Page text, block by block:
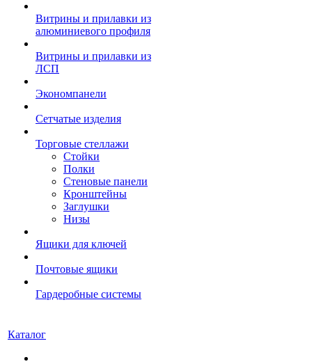
Витрины и прилавки из
алюминиевого профиля
Витрины и прилавки из
ЛСП
Экономпанели
Сетчатые изделия
Торговые стеллажи
Стойки
Полки
Стеновые панели
Кронштейны
Заглушки
Низы
Ящики для ключей
Почтовые ящики
Гардеробные системы
Каталог